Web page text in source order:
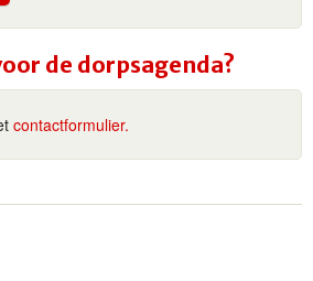
de dorpsagenda?
contactformulier.